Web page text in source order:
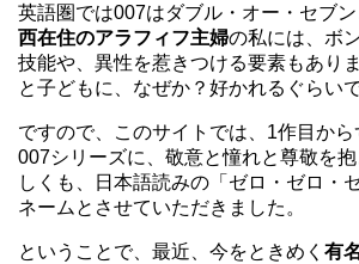
英語圏では007はダブル・オー・セブン
西在住のアラフィフ主婦の私には、ボ
技能や、異性を惹きつける要素もあり
と子どもに、なぜか？好かれるぐらいで
ですので、このサイトでは、1作目か
007シリーズに、敬意と憧れと尊敬を
しくも、日本語読みの「ゼロ・ゼロ・
ネームとさせていただきました。
ということで、最近、今をときめく 有